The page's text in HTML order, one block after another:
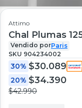
Attimo
Chal Plumas
Vendido porParis
SKU 904234002
30% $30.089
20% $34.390
$42.990